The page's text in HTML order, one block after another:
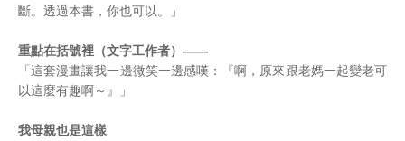
斷。透過本書，你也可以。」
重點在括號裡（文字工作者）——
「這套漫畫讓我一邊微笑一邊感嘆：『啊，原來跟老媽一起變老可
以這麼有趣啊～』」
我母親也是這樣